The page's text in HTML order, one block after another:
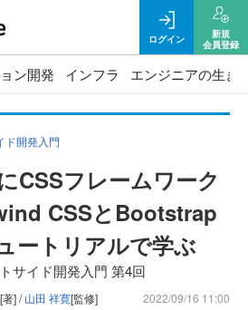
ログイン
新規
会員登録
ン開発 インフラ エンジニアの生き
ド開発入門
CSSフレームワーク
CSSとBootstrap
ートリアルで学ぶ
サイド開発入門 第4回
[著] /山田 祥寛[監修] 2022/09/16 11:00